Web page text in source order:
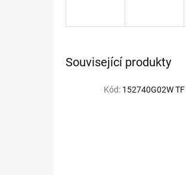
Související produkty
Kód: 152740G02W TF